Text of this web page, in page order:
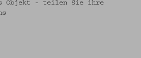
Objekt - teilen Sie ihre